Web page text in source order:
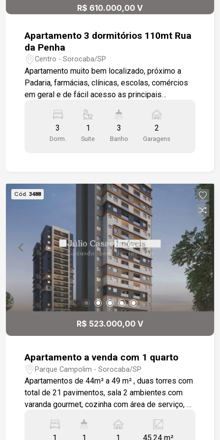
R$ 610.000,00 V
Apartamento 3 dormitórios 110mt Rua
da Penha
Centro - Sorocaba/SP
Apartamento muito bem localizado, próximo a
Padaria, farmácias, clínicas, escolas, comércios
em geral e de fácil acesso as principais
bem iluminada e arejada. Cozinha modulada,
lavanderia e banheiro de empregada. 3
dormitórios sendo 1 suíte com varanda e
escritório ou dispensa. Diderencial: *piso
porcelanato na sala *piso em madeira nos
dormitórios *modulado na cozinha *armários nos
dormitórios *2 varandas (sala e suíte) *2 vagas
de garagem cobertas e demarcadas *portaria 24
h com interfone
3
Dorm.
1
Suite
3
Banho
2
Garagens
Cód. 3488
R$ 523.000,00 V
Apartamento a venda com 1 quarto
Parque Campolim - Sorocaba/SP
Apartamentos de 44m² a 49 m² , duas torres com
total de 21 pavimentos, sala 2 ambientes com
varanda gourmet, cozinha com área de serviço, 1
brinquedoteca, playground, fitness, piscina adulto
1 1 1 45.24 m²